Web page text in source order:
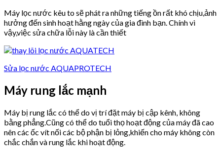
Máy lọc nước kêu to sẽ phát ra những tiếng ồn rất khó chịu,ảnh
hưởng đến sinh hoạt hằng ngày của gia đình bạn. Chính vì
vậy,việc sửa chữa lỗi này là cần thiết
Sửa lọc nước AQUAPROTECH
Máy rung lắc mạnh
Máy bị rung lắc có thể do vị trí đặt máy bị cập kênh, không
bằng phẳng.Cũng có thể do tuổi thọ hoạt động của máy đã cao
nên các ốc vít nối các bộ phận bị lỏng,khiến cho máy không còn
chắc chắn và rung lắc khi hoạt động.